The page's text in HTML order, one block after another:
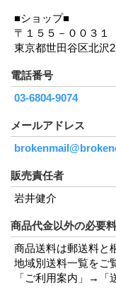
■ショップ■
〒１５５－００３１
東京都世田谷区北沢
電話番号
03-6804-9074
メールアドレス
販売責任者
岩井健介
商品代金以外の必要
商品送料は郵送料と
地域別送料一覧をご
「ご利用案内」→「